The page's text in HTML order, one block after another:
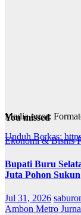
Media error:
Unduh Berkas:
00:00
You missed
Ekonomi & Bisnis
Bupati Buru
Juta Pohon Sukun
Jul 31, 2026
Ambon Metro